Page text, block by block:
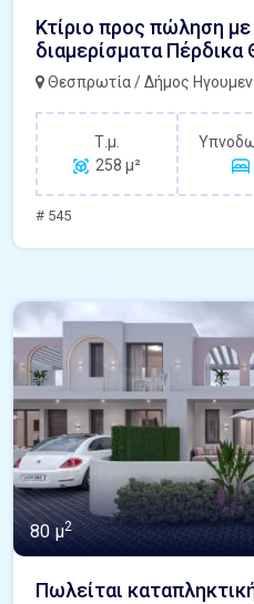
Κτίριο προς πώληση
διαμερίσματα
Θεσπρωτία / Δήμος
Τ.μ.
258 μ²
# 545
80 μ2
Πωλείται